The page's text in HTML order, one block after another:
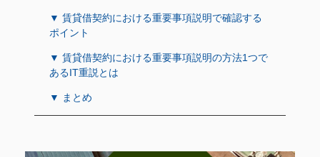
▼ 賃貸借契約における重要事項説明で確認する
ポイント
▼ 賃貸借契約における重要事項説明の方法1つで
あるIT重説とは
▼ まとめ